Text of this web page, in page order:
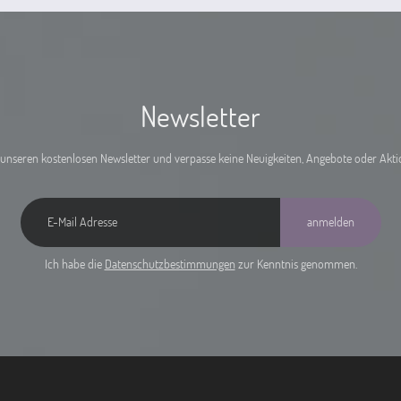
Newsletter
kostenlosen Newsletter und verpasse keine Neuigkeiten, Angebote oder
anmelden
Ich habe die Datenschutzbestimmungen zur Kenntnis genommen.